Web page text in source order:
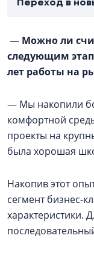
— Можно ли
следующим
лет работы на
— Мы накопили
комфортной
проекты на
была хорошая
Накопив этот
сегмент бизнес-
характеристики.